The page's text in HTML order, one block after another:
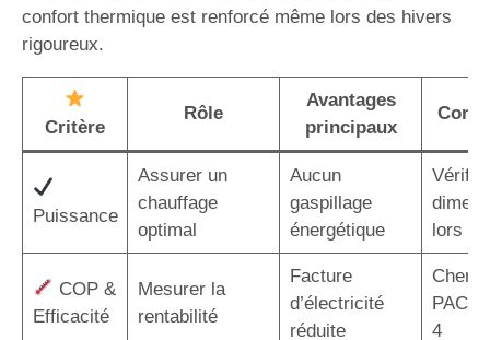
confort thermique est renforcé même lors des hivers
rigoureux.
Critère
Rôle
Avantages
principaux
Puissance
Assurer un
chauffage
optimal
Aucun
gaspillage
énergétique
lors de
COP &
Efficacité
Mesurer la
rentabilité
Facture
d’électricité
réduite
PAC
4